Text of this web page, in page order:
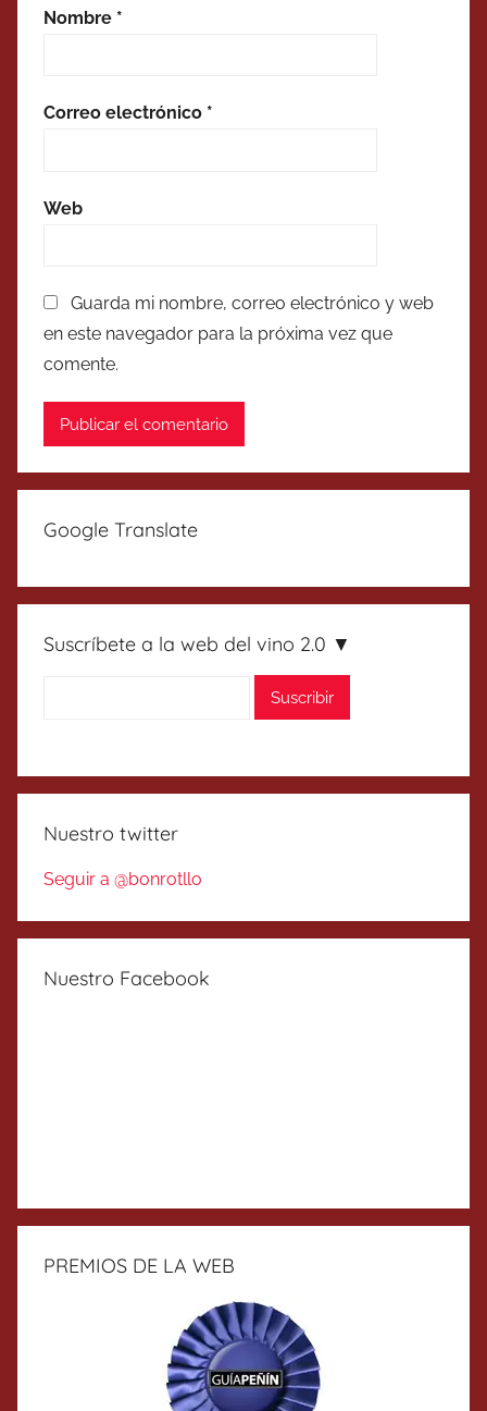
Nombre *
Correo electrónico *
Web
Guarda mi nombre, correo electrónico y web
en este navegador para la próxima vez que
comente.
Google Translate
Suscríbete a la web del vino 2.0 ▼
Nuestro twitter
Seguir a @bonrotllo
Nuestro Facebook
PREMIOS DE LA WEB